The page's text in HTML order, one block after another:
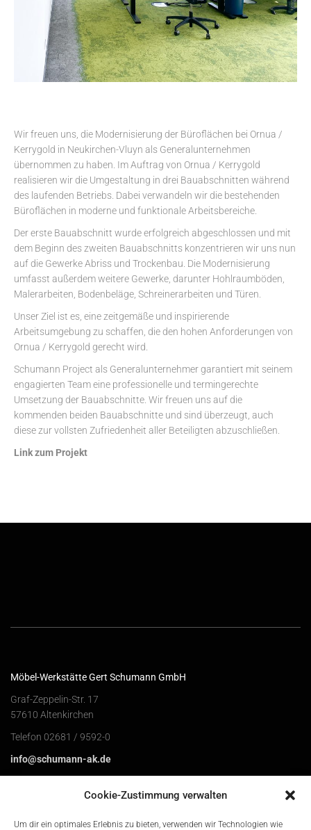
Cookie-Zustimmung verwalten
Um dir ein optimales Erlebnis zu bieten, verwenden wir Technologien wie
Wir freuen uns, die Modernisierung der Büroflächen bei Ornua /
Kerrygold in Neukirchen-Vluyn als Generalunternehmen
übernommen zu haben. Im Auftrag von Ornua / Kerrygold
realisieren wir die Umgestaltung in drei Bauabschnitten während
des laufenden Betriebs. Dabei verwandeln wir die bestehenden
Büroflächen in moderne und funktionale Arbeitsbereiche.
Der erste Bauabschnitt wurde erfolgreich abgeschlossen und mit
dem Beginn des zweiten Bauabschnitts konzentrieren wir uns nun
auf die Gewerke Abriss und Trockenbau. Die Modernisierung
umfasst außerdem weitere Gewerke, darunter Hohlraumböden,
Malerarbeiten, Bodenbeläge, Schreinerarbeiten und Türen.
Unser Ziel ist es, eine zeitgemäße und inspirierende
Arbeitsumgebung zu schaffen, die den hohen Anforderungen von
Ornua / Kerrygold gerecht wird.
Schumann Project als Generalunternehmer garantiert mit seinem
engagierten Team eine professionelle und termingerechte
Umsetzung der Bauabschnitte. Wir freuen uns auf die
kommenden beiden Bauabschnitte und sind überzeugt, auch
diese zur vollsten Zufriedenheit aller Beteiligten abzuschließen.
Link zum Projekt
Möbel-Werkstätte Gert Schumann GmbH
Graf-Zeppelin-Str. 17
57610 Altenkirchen
Telefon 02681 / 9592-0
info@schumann-ak.de
Schumann Project GmbH
57610 Altenkirchen